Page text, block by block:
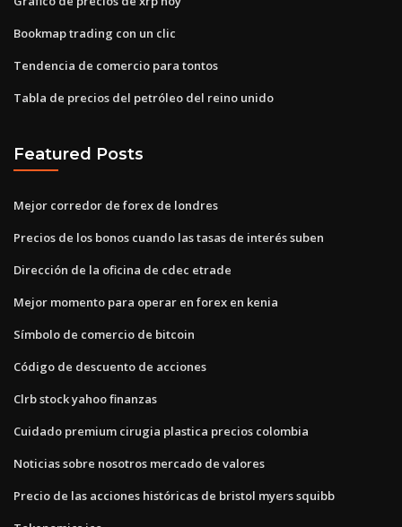
Bookmap trading con un clic
Tendencia de comercio para tontos
Tabla de precios del petróleo del reino unido
Featured Posts
Mejor corredor de forex de londres
Precios de los bonos cuando las tasas de interés suben
Dirección de la oficina de cdec etrade
Mejor momento para operar en forex en kenia
Símbolo de comercio de bitcoin
Código de descuento de acciones
Clrb stock yahoo finanzas
Cuidado premium cirugia plastica precios colombia
Noticias sobre nosotros mercado de valores
Precio de las acciones históricas de bristol myers squibb